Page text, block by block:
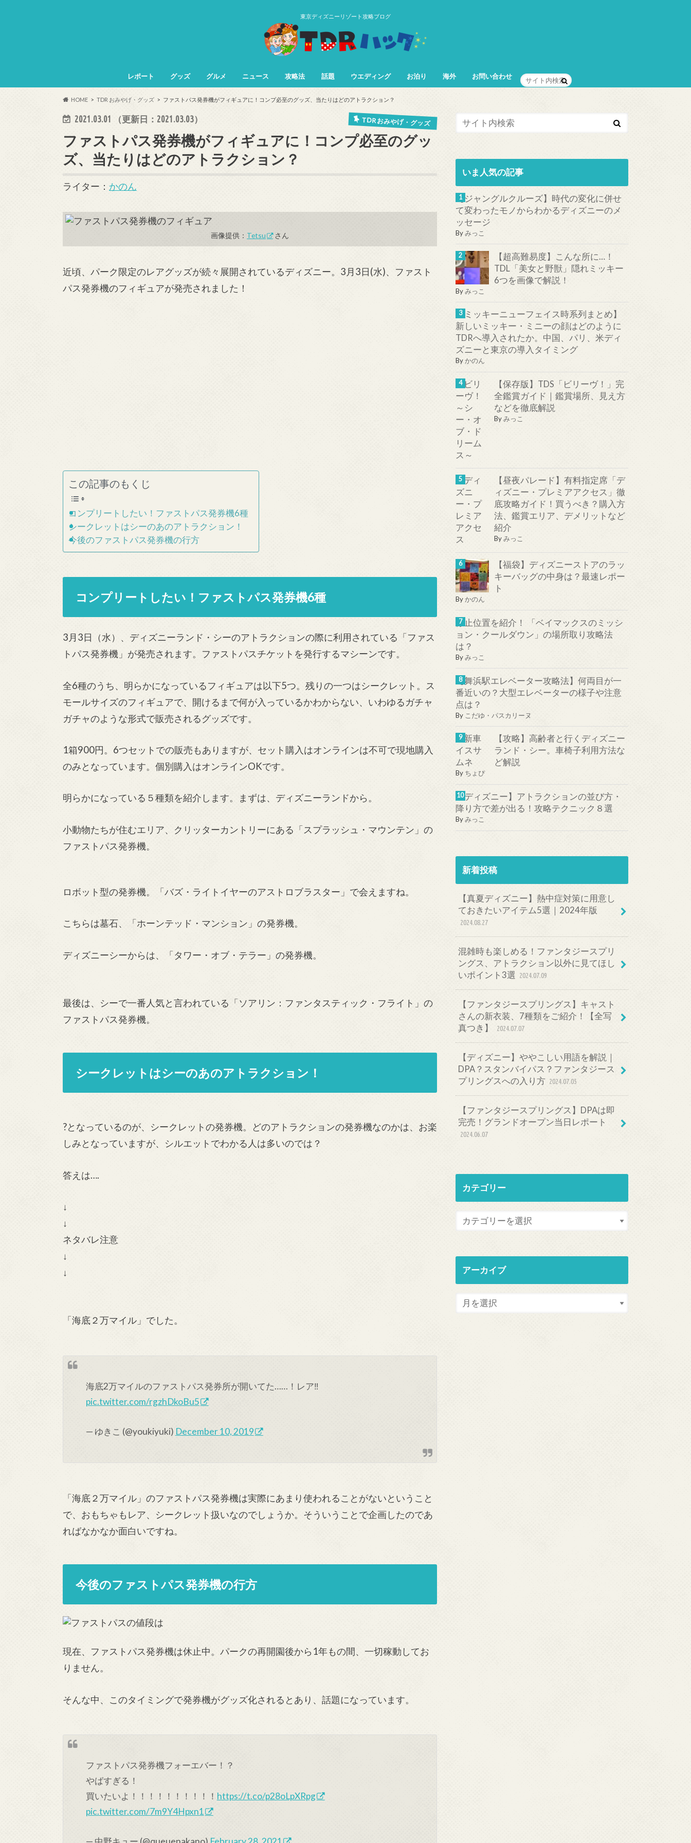
東京ディズニーリゾート攻略ブログ
レポート グッズ グルメ ニュース 攻略法 話題 ウエディング お泊り 海外 お問い合わせ
HOME TDR おみやげ・グッズ ファストパス発券機がフィギュアに！コンプ必至のグッズ、当たりはどのアトラクション？
2021.03.01 （更新日： 2021.03.03） TDR おみやげ・グッズ
ファストパス発券機がフィギュアに！コンプ必至のグッ
ズ、当たりはどのアトラクション？
ライター： かのん
画像提供： Tetsu さん
近頃、パーク限定のレアグッズが続々展開されているディズニー。3月3日(水)、ファスト
パス発券機のフィギュアが発売されました！
この記事のもくじ
コンプリートしたい！ファストパス発券機6種
シークレットはシーのあのアトラクション！
今後のファストパス発券機の行方
コンプリートしたい！ファストパス発券機6種
3月3日（水）、ディズニーランド・シーのアトラクションの際に利用されている「ファス
トパス発券機」が発売されます。ファストパスチケットを発行するマシーンです。
全6種のうち、明らかになっているフィギュアは以下5つ。残りの一つはシークレット。ス
モールサイズのフィギュアで、開けるまで何が入っているかわからない、いわゆるガチャ
ガチャのような形式で販売されるグッズです。
1箱900円。6つセットでの販売もありますが、セット購入はオンラインは不可で現地購入
のみとなっています。個別購入はオンラインOKです。
明らかになっている５種類を紹介します。まずは、ディズニーランドから。
小動物たちが住むエリア、クリッターカントリーにある「スプラッシュ・マウンテン」の
ファストパス発券機。
ロボット型の発券機。「バズ・ライトイヤーのアストロブラスター」で会えますね。
こちらは墓石、「ホーンテッド・マンション」の発券機。
ディズニーシーからは、「タワー・オブ・テラー」の発券機。
最後は、シーで一番人気と言われている「ソアリン：ファンタスティック・フライト」の
ファストパス発券機。
シークレットはシーのあのアトラクション！
?となっているのが、シークレットの発券機。どのアトラクションの発券機なのかは、お楽
しみとなっていますが、シルエットでわかる人は多いのでは？
答えは….
↓
↓
ネタバレ注意
↓
↓
「海底２万マイル」でした。
海底2万マイルのファストパス発券所が開いてた……！レア‼
pic.twitter.com/rgzhDkoBu5
— ゆきこ (@youkiyuki) December 10, 2019
「海底２万マイル」のファストパス発券機は実際にあまり使われることがないということ
で、おもちゃもレア、シークレット扱いなのでしょうか。そういうことで企画したのであ
ればなかなか面白いですね。
今後のファストパス発券機の行方
現在、ファストパス発券機は休止中。パークの再開園後から1年もの間、一切稼動してお
りません。
そんな中、このタイミングで発券機がグッズ化されるとあり、話題になっています。
ファストパス発券機フォーエバー！？
やばすぎる！
買いたいよ！！！！！！！！！！ https://t.co/p28oLpXRpg
pic.twitter.com/7m9Y4Hpxn1
いま人気の記事
【ジャングルクルーズ】時代の変化に併せ
て変わったモノからわかるディズニーのメ
ッセージ
Byみっこ
【超高難易度】こんな所に…！
TDL「美女と野獣」隠れミッキー
6つを画像で解説！
Byみっこ
【ミッキーニューフェイス時系列まとめ】
新しいミッキー・ミニーの顔はどのように
TDRへ導入されたか。中国、パリ、米ディ
ズニーと東京の導入タイミング
Byかのん
【保存版】TDS「ビリーヴ！」完
全鑑賞ガイド｜鑑賞場所、見え方
などを徹底解説
Byみっこ
【昼夜パレード】有料指定席「デ
ィズニー・プレミアアクセス」徹
底攻略ガイド！買うべき？購入方
法、鑑賞エリア、デメリットなど
紹介
Byみっこ
【福袋】ディズニーストアのラッ
キーバッグの中身は？最速レポー
ト
Byかのん
停止位置を紹介！ 「ベイマックスのミッシ
ョン・クールダウン」の場所取り攻略法
は？
Byみっこ
【舞浜駅エレベーター攻略法】何両目が一
番近いの？大型エレベーターの様子や注意
点は？
By こだゆ・パスカリーヌ
【攻略】高齢者と行くディズニー
ランド・シー。車椅子利用方法な
ど解説
By ちょぴ
【ディズニー】アトラクションの並び方・
降り方で差が出る！攻略テクニック８選
Byみっこ
新着投稿
【真夏ディズニー】熱中症対策に用意し
ておきたいアイテム5選｜2024年版
2024.08.27
混雑時も楽しめる！ファンタジースプリ
ングス、アトラクション以外に見てほし
いポイント3選 2024.07.09
【ファンタジースプリングス】キャスト
さんの新衣装、7種類をご紹介！【全写
真つき】
2024.07.07
【ディズニー】ややこしい用語を解説｜
DPA？スタンバイパス？ファンタジース
プリングスへの入り方 2024.07.05
【ファンタジースプリングス】DPAは即
完売！グランドオープン当日レポート
2024.06.07
カテゴリー
アーカイブ